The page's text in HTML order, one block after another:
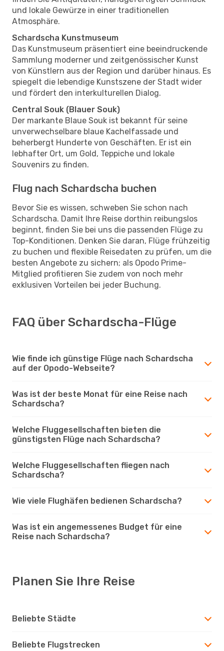
und lokale Gewürze in einer traditionellen
Atmosphäre.
Schardscha Kunstmuseum
Das Kunstmuseum präsentiert eine beeindruckende
Sammlung moderner und zeitgenössischer Kunst
von Künstlern aus der Region und darüber hinaus. Es
spiegelt die lebendige Kunstszene der Stadt wider
und fördert den interkulturellen Dialog.
Central Souk (Blauer Souk)
Der markante Blaue Souk ist bekannt für seine
unverwechselbare blaue Kachelfassade und
beherbergt Hunderte von Geschäften. Er ist ein
lebhafter Ort, um Gold, Teppiche und lokale
Souvenirs zu finden.
Flug nach Schardscha buchen
Bevor Sie es wissen, schweben Sie schon nach
Schardscha. Damit Ihre Reise dorthin reibungslos
beginnt, finden Sie bei uns die passenden Flüge zu
Top-Konditionen. Denken Sie daran, Flüge frühzeitig
zu buchen und flexible Reisedaten zu prüfen, um die
besten Angebote zu sichern; als Opodo Prime-
Mitglied profitieren Sie zudem von noch mehr
exklusiven Vorteilen bei jeder Buchung.
FAQ über Schardscha-Flüge
Wie finde ich günstige Flüge nach Schardscha
auf der Opodo-Webseite?
Was ist der beste Monat für eine Reise nach
Schardscha?
Welche Fluggesellschaften bieten die
günstigsten Flüge nach Schardscha?
Welche Fluggesellschaften fliegen nach
Schardscha?
Wie viele Flughäfen bedienen Schardscha?
Was ist ein angemessenes Budget für eine
Reise nach Schardscha?
Planen Sie Ihre Reise
Beliebte Städte
Beliebte Flugstrecken